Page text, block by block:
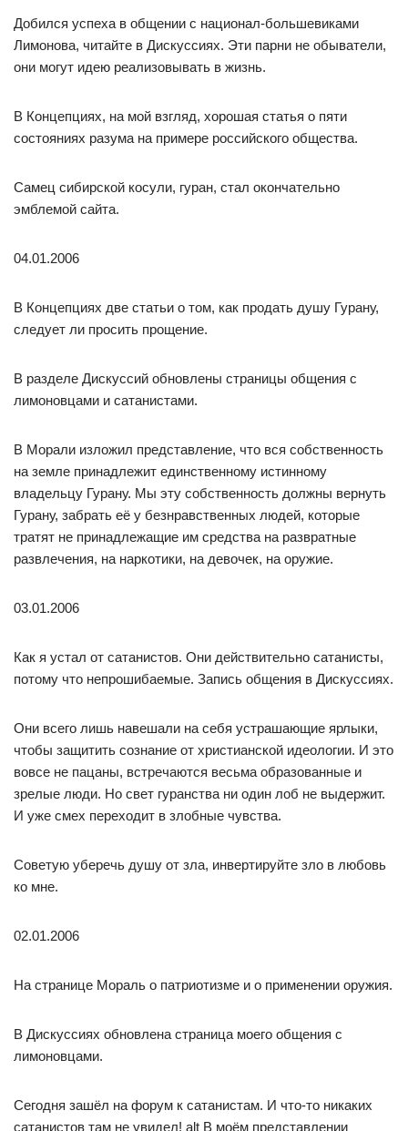
Добился успеха в общении с национал-большевиками
Лимонова, читайте в Дискуссиях. Эти парни не обыватели,
они могут идею реализовывать в жизнь.
В Концепциях, на мой взгляд, хорошая статья о пяти
состояниях разума на примере российского общества.
Самец сибирской косули, гуран, стал окончательно
эмблемой сайта.
04.01.2006
В Концепциях две статьи о том, как продать душу Гурану,
следует ли просить прощение.
В разделе Дискуссий обновлены страницы общения с
лимоновцами и сатанистами.
В Морали изложил представление, что вся собственность
на земле принадлежит единственному истинному
владельцу Гурану. Мы эту собственность должны вернуть
Гурану, забрать её у безнравственных людей, которые
тратят не принадлежащие им средства на развратные
развлечения, на наркотики, на девочек, на оружие.
03.01.2006
Как я устал от сатанистов. Они действительно сатанисты,
потому что непрошибаемые. Запись общения в Дискуссиях.
Они всего лишь навешали на себя устрашающие ярлыки,
чтобы защитить сознание от христианской идеологии. И это
вовсе не пацаны, встречаются весьма образованные и
зрелые люди. Но свет гуранства ни один лоб не выдержит.
И уже смех переходит в злобные чувства.
Советую уберечь душу от зла, инвертируйте зло в любовь
ко мне.
02.01.2006
На странице Мораль о патриотизме и о применении оружия.
В Дискуссиях обновлена страница моего общения с
лимоновцами.
Сегодня зашёл на форум к сатанистам. И что-то никаких
сатанистов там не увидел! alt В моём представлении